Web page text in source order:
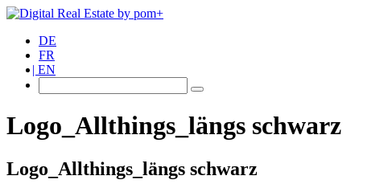
DE
FR
EN
Logo_Allthings_längs schwarz
Logo_Allthings_längs schwarz